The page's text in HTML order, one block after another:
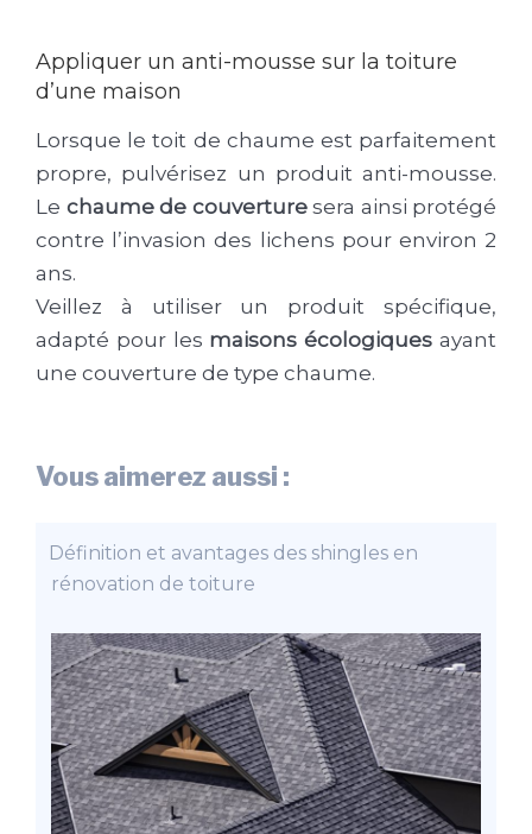
Appliquer un anti-mousse sur la toiture
d’une maison
Lorsque le toit de chaume est parfaitement
propre, pulvérisez un produit anti-mousse.
Le chaume de couverturesera ainsi protégé
contre l’invasion des lichens pour environ 2
ans.
Veillez à utiliser un produit spécifique,
adapté pour les maisons écologiques ayant
une couverture de type chaume.
Vous aimerez aussi :
Définition et avantages des shingles en
rénovation de toiture